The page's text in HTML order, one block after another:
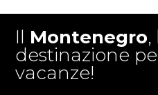
Il Montenegro
destinazione
vacanze!